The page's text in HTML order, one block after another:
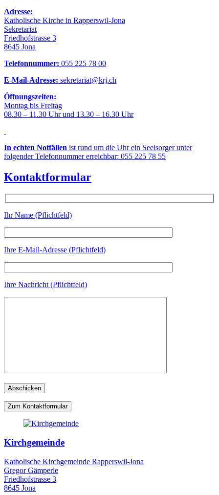
Adresse:
Katholische Kirche in Rapperswil-Jona
Sekretariat
Friedhofstrasse 3
8645 Jona
Telefonnummer: 055 225 78 00
E-Mail-Adresse: sekretariat@krj.ch
Öffnungszeiten:
Montag bis Freitag
08.30 – 11.30 Uhr und 13.30 – 16.30 Uhr
In echten Notfällen ist rund um die Uhr ein Seelsorger unter
folgender Telefonnummer erreichbar: 055 225 78 55
Kontaktformular
Ihr Name (Pflichtfeld)
Ihre E-Mail-Adresse (Pflichtfeld)
Ihre Nachricht (Pflichtfeld)
Zum Kontaktformular
Kirchgemeinde
Katholische Kirchgemeinde Rapperswil-Jona
Gregor Gämperle
Friedhofstrasse 3
8645 Jona